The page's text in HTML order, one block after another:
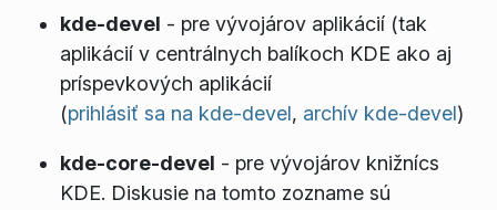
kde-devel - pre vývojárov aplikácií (tak
aplikácií v centrálnych balíkoch KDE ako aj
príspevkových aplikácií
(prihlásiť sa na kde-devel, archív kde-devel)
kde-core-devel - pre vývojárov knižnícs
KDE. Diskusie na tomto zozname sú